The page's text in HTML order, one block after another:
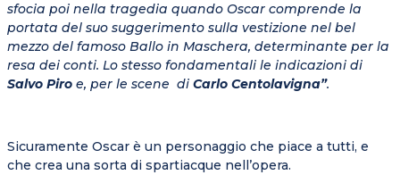
sfocia poi nella tragedia quando Oscar comprende la
portata del suo suggerimento sulla vestizione nel bel
mezzo del famoso Ballo in Maschera, determinante per la
resa dei conti. Lo stesso fondamentali le indicazioni di
Salvo Piro e, per le scene di Carlo Centolavigna”.
Sicuramente Oscar è un personaggio che piace a tutti, e
che crea una sorta di spartiacque nell’opera.